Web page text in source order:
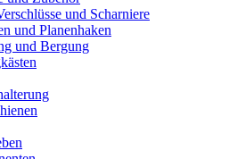
und Scharniere
und Planenhaken
und Bergung